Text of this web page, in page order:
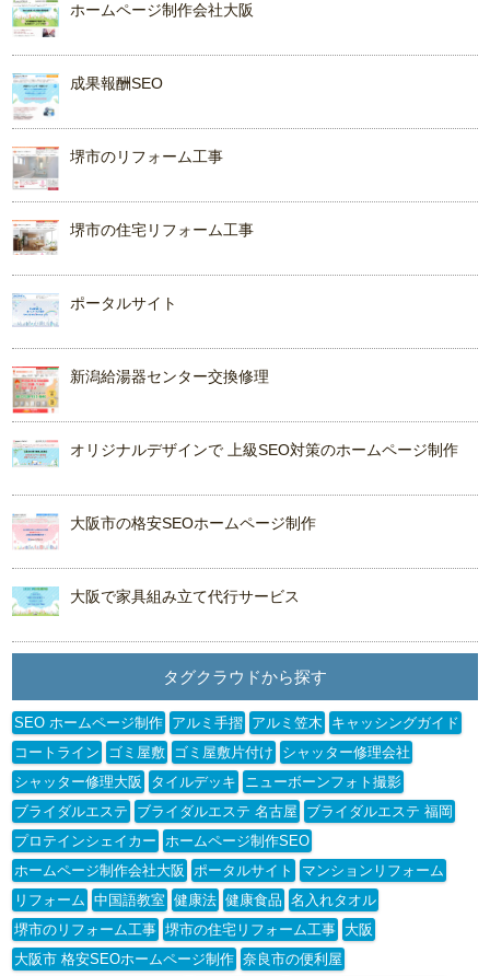
ホームページ制作会社大阪
成果報酬SEO
堺市のリフォーム工事
堺市の住宅リフォーム工事
ポータルサイト
新潟給湯器センター交換修理
オリジナルデザインで 上級SEO対策のホームページ制作
大阪市の格安SEOホームページ制作
大阪で家具組み立て代行サービス
タグクラウドから探す
SEO ホームページ制作 アルミ手摺 アルミ笠木
キャッシングガイド
コートライン
ゴミ屋敷 ゴミ屋敷片付け
シャッター修理会社
シャッター修理大阪
タイルデッキ
ニューボーンフォト撮影
ブライダルエステ
ブライダルエステ 名古屋
ブライダルエステ 福岡
プロテインシェイカー
ホームページ制作SEO
ホームページ制作会社大阪
ポータルサイト
マンションリフォーム
リフォーム
中国語教室 健康法 健康食品
名入れタオル
堺市のリフォーム工事 堺市の住宅リフォーム工事 大阪
大阪市 格安SEOホームページ制作 奈良市の便利屋